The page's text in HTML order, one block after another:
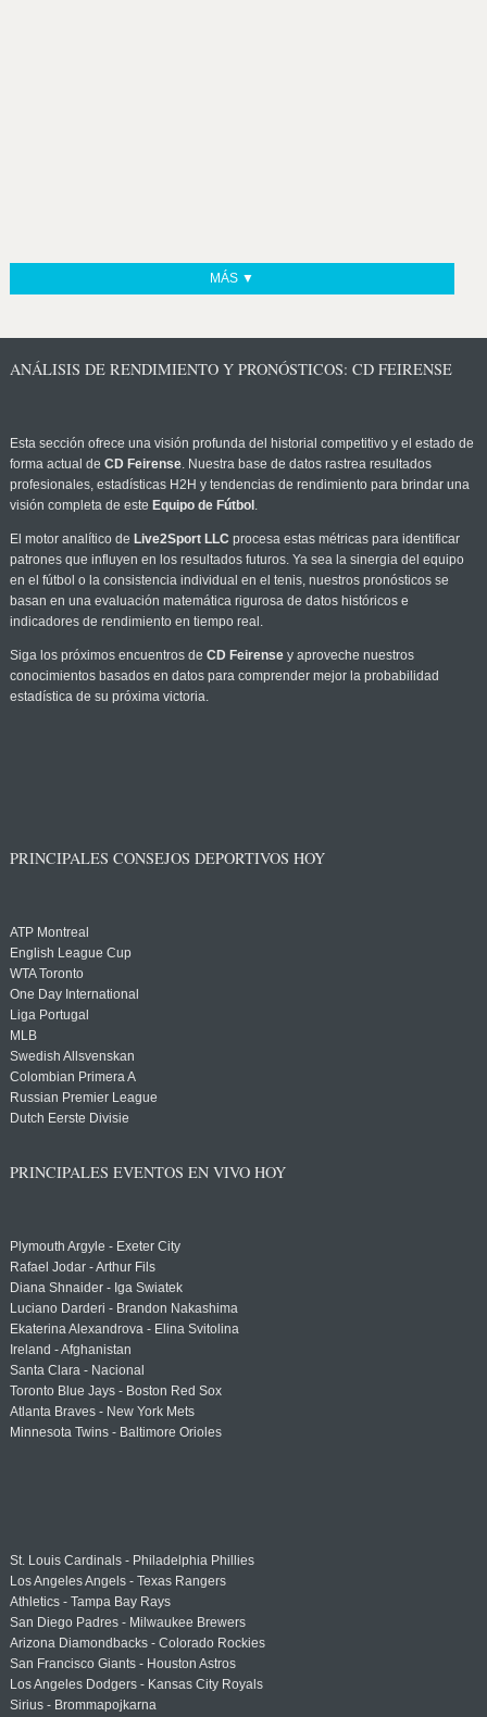
MÁS ▼
ANÁLISIS DE RENDIMIENTO Y PRONÓSTICOS: CD FEIRENSE
Esta sección ofrece una visión profunda del historial competitivo y el estado de
forma actual de CD Feirense. Nuestra base de datos rastrea resultados
profesionales, estadísticas H2H y tendencias de rendimiento para brindar una
visión completa de este Equipo de Fútbol .
El motor analítico de Live2Sport LLC procesa estas métricas para identificar
patrones que influyen en los resultados futuros. Ya sea la sinergia del equipo
en el fútbol o la consistencia individual en el tenis, nuestros pronósticos se
basan en una evaluación matemática rigurosa de datos históricos e
indicadores de rendimiento en tiempo real.
Siga los próximos encuentros de CD Feirensey aproveche nuestros
conocimientos basados en datos para comprender mejor la probabilidad
estadística de su próxima victoria.
PRINCIPALES CONSEJOS DEPORTIVOS HOY
ATP Montreal
English League Cup
WTA Toronto
One Day International
Liga Portugal
MLB
Swedish Allsvenskan
Colombian Primera A
Russian Premier League
Dutch Eerste Divisie
PRINCIPALES EVENTOS EN VIVO HOY
Plymouth Argyle - Exeter City
Rafael Jodar - Arthur Fils
Diana Shnaider - Iga Swiatek
Luciano Darderi - Brandon Nakashima
Ekaterina Alexandrova - Elina Svitolina
Ireland - Afghanistan
Santa Clara - Nacional
Toronto Blue Jays - Boston Red Sox
Atlanta Braves - New York Mets
Minnesota Twins - Baltimore Orioles
St. Louis Cardinals - Philadelphia Phillies
Los Angeles Angels - Texas Rangers
Athletics - Tampa Bay Rays
San Diego Padres - Milwaukee Brewers
Arizona Diamondbacks - Colorado Rockies
San Francisco Giants - Houston Astros
Los Angeles Dodgers - Kansas City Royals
Sirius - Brommapojkarna